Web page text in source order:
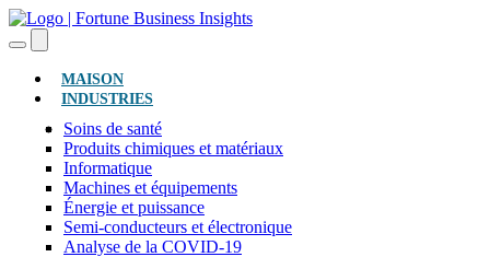
MAISON(ACTUEL)
INDUSTRIES
Soins de santé
Produits chimiques et matériaux
Informatique
Machines et équipements
Énergie et puissance
Semi-conducteurs et électronique
Analyse de la COVID-19